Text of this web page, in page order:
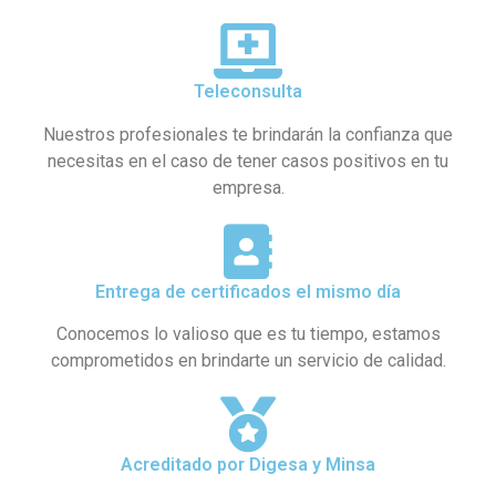
Teleconsulta
Nuestros profesionales te brindarán la confianza que
necesitas en el caso de tener casos positivos en tu
empresa.
Entrega de certificados el mismo día
Conocemos lo valioso que es tu tiempo, estamos
comprometidos en brindarte un servicio de calidad.
Acreditado por Digesa y Minsa​